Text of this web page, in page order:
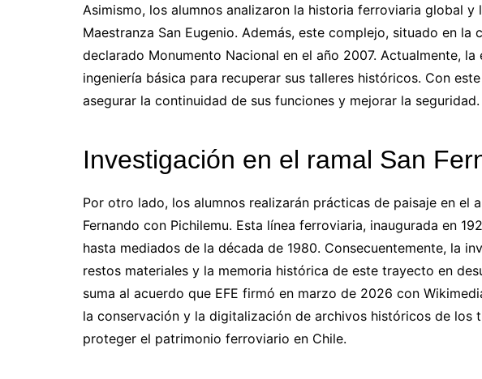
Asimismo, los alumnos analizaron la historia ferroviaria global y
Maestranza San Eugenio. Además, este complejo, situado en la
declarado Monumento Nacional en el año 2007. Actualmente,
ingeniería básica para recuperar sus talleres históricos. Con
asegurar la continuidad de sus funciones y mejorar la seguridad.
Investigación en el ramal San
Por otro lado, los alumnos realizarán prácticas de paisaje en el
Fernando con Pichilemu. Esta línea ferroviaria, inaugurada en
hasta mediados de la década de 1980. Consecuentemente, la
restos materiales y la memoria histórica de este trayecto en
suma al acuerdo que EFE firmó en marzo de 2026 con
la conservación y la digitalización de archivos históricos de los
proteger el patrimonio ferroviario en Chile.